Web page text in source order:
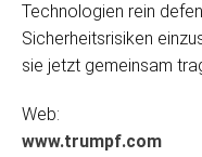
Technologien rein
Sicherheitsrisiken
sie jetzt gemeinsam
Web:
www.trumpf.com